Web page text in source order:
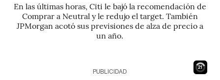
En las últimas horas, Citi le bajó la recomendación de
Comprar a Neutral y le redujo el target. También
JPMorgan acotó sus previsiones de alza de precio a
un año.
20
PUBLICIDAD